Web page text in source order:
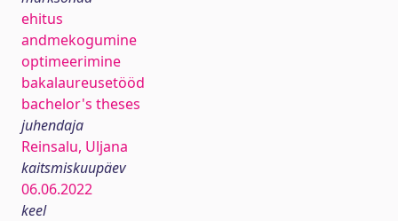
ehitus
andmekogumine
optimeerimine
bakalaureusetööd
bachelor's theses
juhendaja
Reinsalu, Uljana
kaitsmiskuupäev
06.06.2022
keel